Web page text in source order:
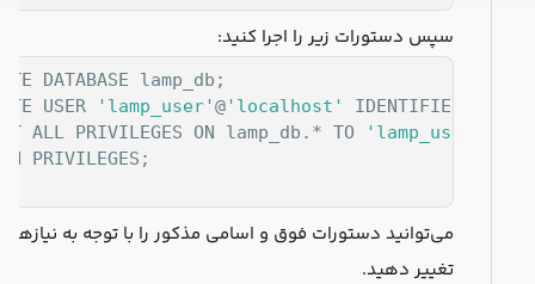
سپس دستورات زیر را اجرا کنید:
DATABASE lamp_db;
USER
'lamp_user'@'localhost' IDENTIFIED BY
ALL PRIVILEGES ON lamp_db.* TO
'lamp_user'
PRIVILEGES;
می‌توانید دستورات فوق و اسامی مذکور را با توجه به
تغییر دهید.